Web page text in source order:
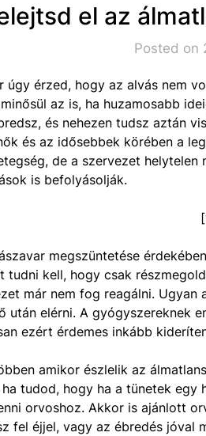
el az
Posted on
úgy érzed, hogy az alvás nem
az is, ha huzamosabb
és nehezen tudsz aztán
és az idősebbek körében a
de a szervezet
is befolyásolják.
megszüntetése
tudni kell, hogy csak
már nem fog reagálni.
után elérni. A gyógyszereknek
ezért érdemes inkább
amikor észlelik az
tudod, hogy ha a tünetek egy
orvoshoz. Akkor is ajánlott
fel éjjel, vagy az ébredés jóval